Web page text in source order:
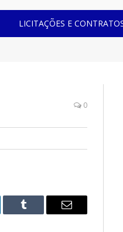
LICITAÇÕES E
0
Tumblr
E-